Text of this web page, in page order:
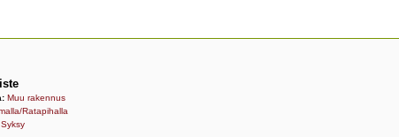
Muu rakennus
Ratapihalla
Syksy